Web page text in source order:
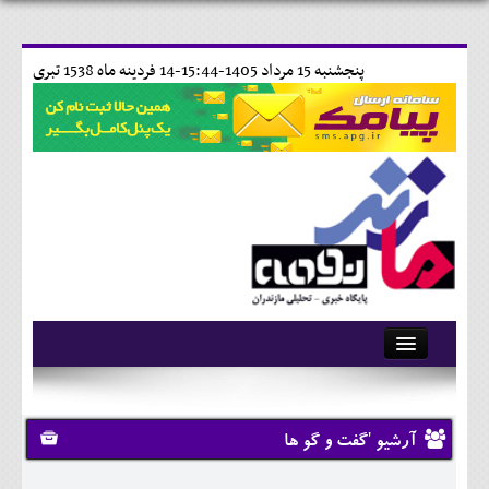
14 فردينه ماه 1538 تبری پنجشنبه 15 مرداد 1405-15:44-
آرشیو
تماس با ما
وبلاگ
آرشیو 'گفت و گو ها